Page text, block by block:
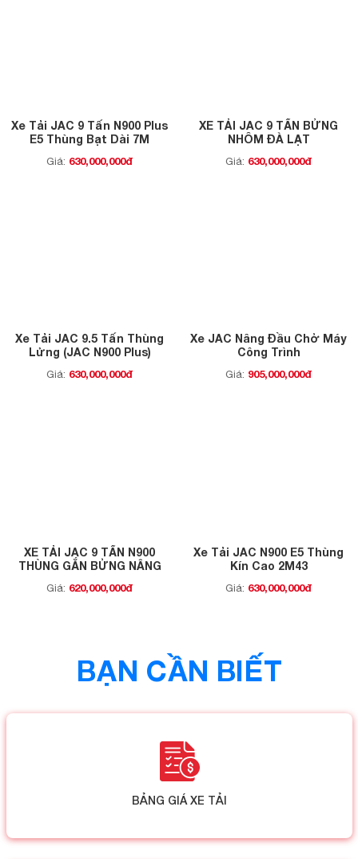
Xe Tải JAC 9 Tấn N900 Plus
E5 Thùng Bạt Dài 7M
Giá: 630,000,000đ
XE TẢI JAC 9 TẤN BỬNG
NHÔM ĐÀ LẠT
Giá: 630,000,000đ
Xe Tải JAC 9.5 Tấn Thùng
Lửng (JAC N900 Plus)
Giá: 630,000,000đ
Xe JAC Nâng Đầu Chở Máy
Công Trình
Giá: 905,000,000đ
XE TẢI JAC 9 TẤN N900
THÙNG GẮN BỬNG NÂNG
Giá: 620,000,000đ
Xe Tải JAC N900 E5 Thùng
Kín Cao 2M43
Giá: 630,000,000đ
BẠN CẦN BIẾT
BẢNG GIÁ XE TẢI